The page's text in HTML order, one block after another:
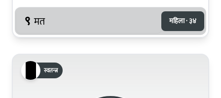
९ मत महिला · ३४
स्वतन्त्र